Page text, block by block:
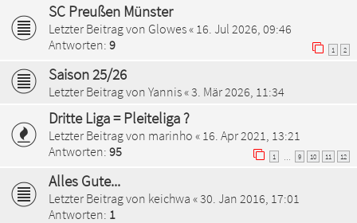
SC Preußen Münster
Letzter Beitrag von Glowes« 16. Jul 2026, 09:46
Antworten: 9 1 2
Saison 25/26
Letzter Beitrag von Yannis«3. Mär 2026, 11:34
Dritte Liga = Pleiteliga ?
Letzter Beitrag von marinho « 16. Apr 2021, 13:21
Antworten: 95 1 9 10 11 12
Alles Gute...
Letzter Beitrag von keichwa «30. Jan 2016, 17:01
Antworten: 1